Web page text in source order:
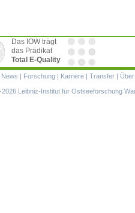
Das IOW trägt
das Prädikat
Total E-Quality
News | Forschung | Karriere | Transfer |
Leibniz-Institut für Ostseeforschung